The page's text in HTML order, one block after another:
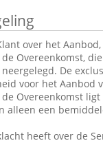
over het
Overeenkomst,
De
voor het Aanbod
Overeenkomst
alleen een
heeft over de